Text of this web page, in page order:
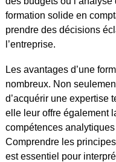
formation solide en
prendre des décisions
l’entreprise.
Les avantages d’une
nombreux. Non
d’acquérir une expertise
elle leur offre également
compétences
Comprendre les
est essentiel pour